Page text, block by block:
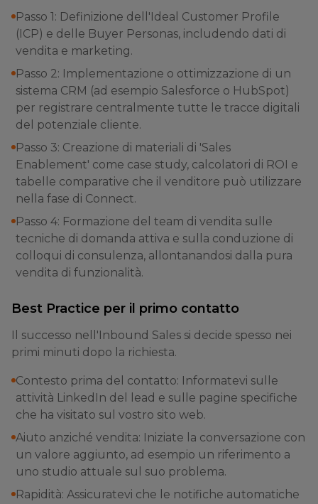
Passo 1: Definizione dell'Ideal Customer Profile
(ICP) e delle Buyer Personas, includendo dati di
vendita e marketing.
Passo 2: Implementazione o ottimizzazione di un
sistema CRM (ad esempio Salesforce o HubSpot)
per registrare centralmente tutte le tracce digitali
del potenziale cliente.
Passo 3: Creazione di materiali di 'Sales
Enablement' come case study, calcolatori di ROI e
tabelle comparative che il venditore può utilizzare
nella fase di Connect.
Passo 4: Formazione del team di vendita sulle
tecniche di domanda attiva e sulla conduzione di
colloqui di consulenza, allontanandosi dalla pura
vendita di funzionalità.
Best Practice per il primo contatto
Il successo nell'Inbound Sales si decide spesso nei
primi minuti dopo la richiesta.
Contesto prima del contatto: Informatevi sulle
attività LinkedIn del lead e sulle pagine specifiche
che ha visitato sul vostro sito web.
Aiuto anziché vendita: Iniziate la conversazione con
un valore aggiunto, ad esempio un riferimento a
uno studio attuale sul suo problema.
Rapidità: Assicuratevi che le notifiche automatiche